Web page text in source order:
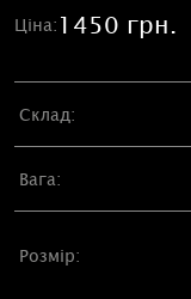
Ціна: 1450 грн.
Склад:
Вага:
Розмір: